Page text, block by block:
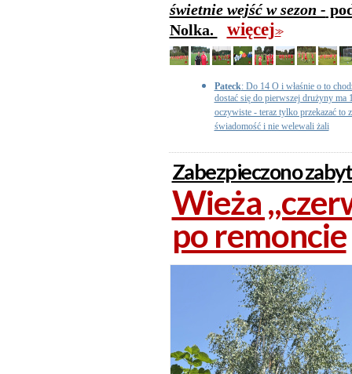
świetnie wejść w sezon -
Nolka.
więcej>>
Pateck: Do 14 O i właśnie o to
dostać się do pierwszej drużyny ma
oczywiste - teraz tylko przekazać
świadomość i nie welewali żali
Zabezpieczono
Wieża
po remoncie